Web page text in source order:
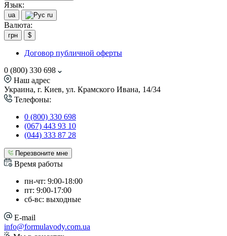
Язык:
ua ru
Валюта:
грн $
Договор публичной оферты
0 (800) 330 698
Наш адрес
Украина, г. Киев, ул. Крамского Ивана, 14/34
Телефоны:
0 (800) 330 698
(067) 443 93 10
(044) 333 87 28
Перезвоните мне
Время работы
пн-чт: 9:00-18:00
пт: 9:00-17:00
сб-вс: выходные
E-mail
info@formulavody.com.ua